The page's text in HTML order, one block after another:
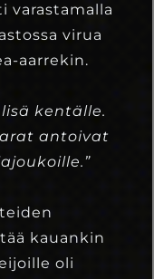
varastamalla
virua
aarrekin.
kentälle.
antoivat
kauankin
oli